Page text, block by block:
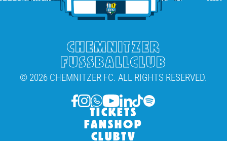
CHEMNITZER
FUSSBALLCLUB
© 2026 CHEMNITZER FC. ALL RIGHTS RESERVED.
TICKETS
FANSHOP
CLUBTV